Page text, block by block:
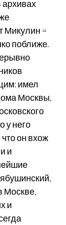
архивах
Микулин =
поближе.
имел
Москвы,
у него
он вхож
и
Москве,
и